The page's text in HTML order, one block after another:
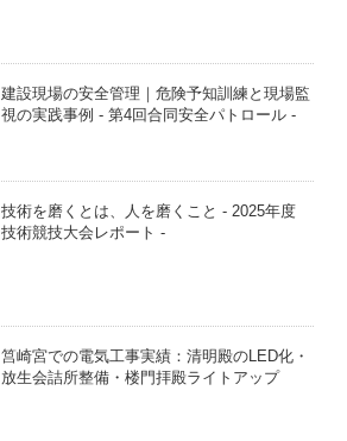
建設現場の安全管理｜危険予知訓練と現場監
視の実践事例 - 第4回合同安全パトロール -
技術を磨くとは、人を磨くこと - 2025年度
技術競技大会レポート -
筥崎宮での電気工事実績：清明殿のLED化・
放生会詰所整備・楼門拝殿ライトアップ